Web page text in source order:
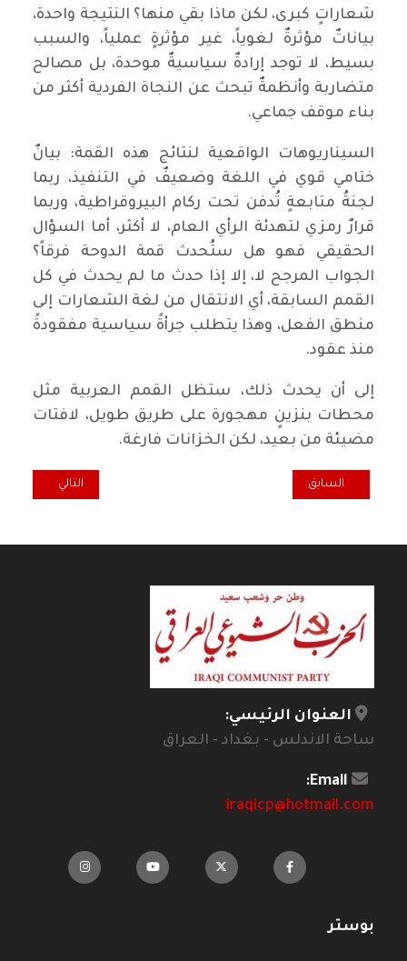
شعاراتٍ كبرى، لكن ماذا بقي منها؟ النتيجة واحدة،
بياناتٌ مؤثرةٌ لغوياً، غير مؤثرةٍ عملياً، والسبب
بسيط، لا توجد إرادةٌ سياسيةٌ موحدة، بل مصالح
متضاربة وأنظمةٌ تبحث عن النجاة الفردية أكثر من
بناء موقف جماعي.
‏السيناريوهات الواقعية لنتائج هذه القمة: بيانٌ
ختامي قوي في اللغة وضعيفٌ في التنفيذ، ربما
لجنةُ متابعةٍ تُدفن تحت ركام البيروقراطية، وربما
قرارٌ رمزي لتهدئة الرأي العام، لا أكثر، أما السؤال
الحقيقي فهو هل ستُحدث قمة الدوحة فرقاً؟
الجواب المرجح لا، إلا إذا حدث ما لم يحدث في كل
القمم السابقة، أي الانتقال من لغة الشعارات إلى
منطق الفعل، وهذا يتطلب جرأةً سياسية مفقودةً
منذ عقود.
‏إلى أن يحدث ذلك، ستظل القمم العربية مثل
محطات بنزينٍ مهجورة على طريق طويل، لافتات
مضيئة من بعيد، لكن الخزانات فارغة.
المقال السابق: بدء اشتداد خريف النظام السياسي العراقي .. بدء اشتداد
السابق المقال التالي:
التالي
العنوان الرئيسي:
ساحة الاندلس - بغداد - العراق
Email:
iraqicp@hotmail.com
بوستر